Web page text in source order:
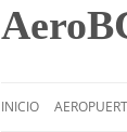
INICIO